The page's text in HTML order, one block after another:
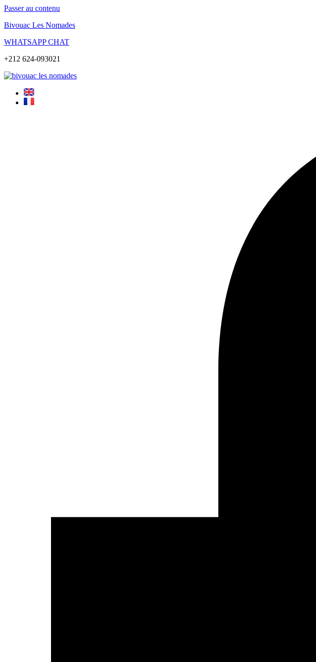
Passer au contenu
Bivouac Les Nomades
WHATSAPP CHAT
+212 624-093021